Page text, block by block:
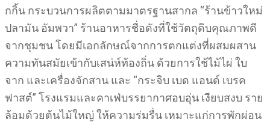
กกิ้น กระบวนการผลิตตามมาตรฐานสากล “ร้านข้าวใหม่
ปลามัน อัมพวา” ร้านอาหารชื่อดังที่ใช้วัตถุดิบคุณภาพดี
จากชุมชน โดยมีเอกลักษณ์จากการตกแต่งที่ผสมผสาน
ความทันสมัยเข้ากับเสน่ห์ท้องถิ่น ด้วยการใช้ไม้ไผ่ ใบ
จาก และเครื่องจักสาน และ “กระจิบ เบด แอนด์ เบรค
ฟาสต์” โรงแรมและคาเฟ่บรรยากาศอบอุ่น เงียบสงบ ราย
ล้อมด้วยต้นไม้ใหญ่ ให้ความร่มรื่น เหมาะแก่การพักผ่อน